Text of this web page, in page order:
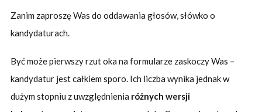
Zanim zaproszę Was do oddawania głosów, słówko o
kandydaturach.
Być może pierwszy rzut oka na formularze zaskoczy Was –
kandydatur jest całkiem sporo. Ich liczba wynika jednak w
dużym stopniu z uwzględnienia różnych wersji